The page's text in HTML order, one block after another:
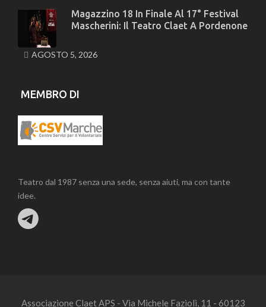
Magazzino 18 In Finale Al 17° Festival
Mascherini: Il Teatro Claet A Pordenone
AGOSTO 5, 2026
MEMBRO DI
Teatro dal 1987 senza una sede, senza aiuti, ma con tante
idee.
Associazione Claet APS - Via Michele Fazioli, 11 - 60123